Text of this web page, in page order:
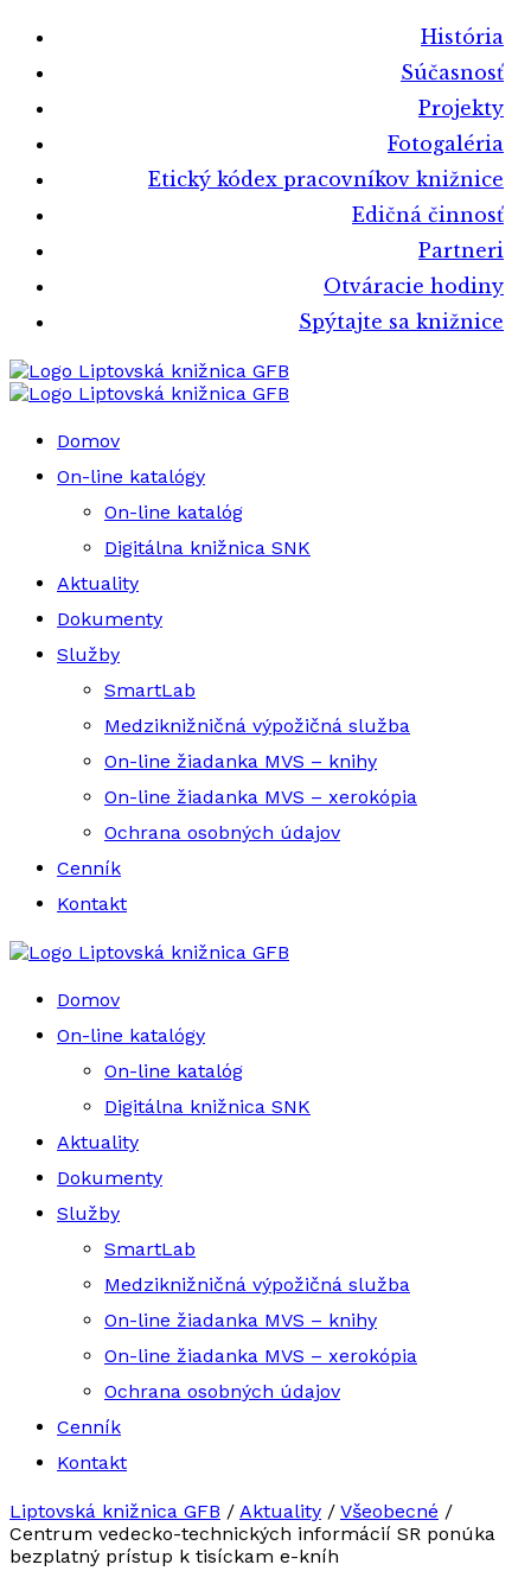
História
Súčasnosť
Projekty
Fotogaléria
Etický kódex pracovníkov knižnice
Edičná činnosť
Partneri
Otváracie hodiny
Spýtajte sa knižnice
Liptovská knižnica GFB
Liptovská knižnica GFB
Domov
On-line katalógy
On-line katalóg
Digitálna knižnica SNK
Aktuality
Dokumenty
Služby
SmartLab
Medziknižničná výpožičná služba
On-line žiadanka MVS – knihy
On-line žiadanka MVS – xerokópia
Ochrana osobných údajov
Cenník
Kontakt
Liptovská knižnica GFB
Domov
On-line katalógy
On-line katalóg
Digitálna knižnica SNK
Aktuality
Dokumenty
Služby
SmartLab
Medziknižničná výpožičná služba
On-line žiadanka MVS – knihy
On-line žiadanka MVS – xerokópia
Ochrana osobných údajov
Cenník
Kontakt
Liptovská knižnica GFB / Aktuality / Všeobecné /
Centrum vedecko-technických informácií SR ponúka
bezplatný prístup k tisíckam e-kníh